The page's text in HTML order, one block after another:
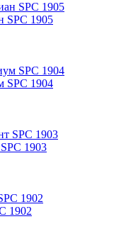
SPC 1905
SPC 1904
1903
1902